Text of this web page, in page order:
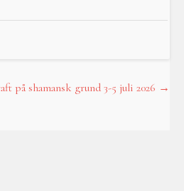
på shamansk grund 3-5 juli 2026 →